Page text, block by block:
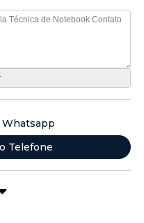
Telefone